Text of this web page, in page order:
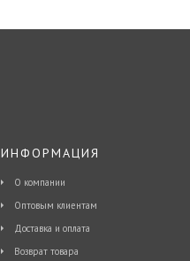
ИНФОРМАЦИЯ
О компании
Оптовым клиентам
Доставка и оплата
Возврат товара